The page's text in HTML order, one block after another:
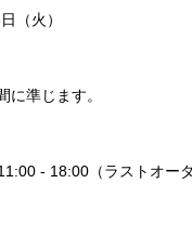
（火）
準じます。
- 18:00（ラストオー